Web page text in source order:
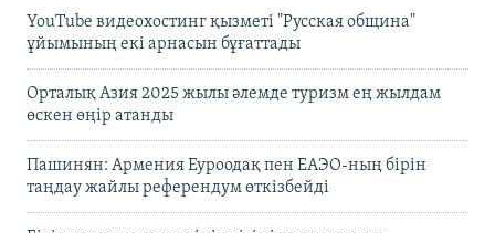
YouTube видеохостинг қызметі "Русская община"
ұйымының екі арнасын бұғаттады
Орталық Азия 2025 жылы әлемде туризм ең жылдам
өскен өңір атанды
Пашинян: Армения Еуроодақ пен ЕАЭО-ның бірін
таңдау жайлы референдум өткізбейді